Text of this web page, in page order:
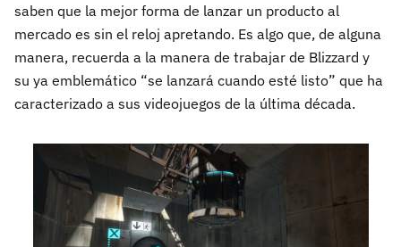
saben que la mejor forma de lanzar un producto al
mercado es sin el reloj apretando. Es algo que, de alguna
manera, recuerda a la manera de trabajar de Blizzard y
su ya emblemático “se lanzará cuando esté listo” que ha
caracterizado a sus videojuegos de la última década.